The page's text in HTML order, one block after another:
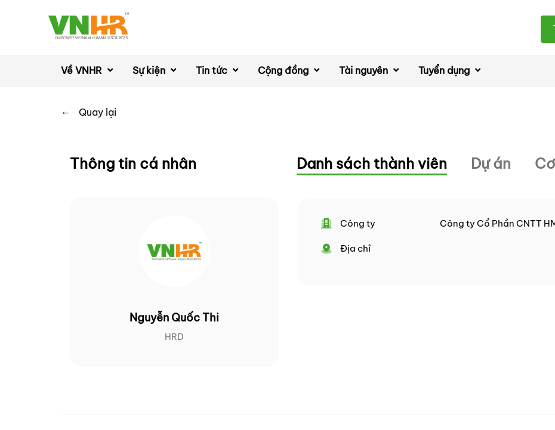
Về VNHR Sự kiện Tin tức Cộng đồng Tài nguyên Tuyển dụng
← Quay lại
Thông tin cá nhân
Nguyễn Quốc Thi
HRD
Danh sách thành viên Dự án
Công ty Công ty Cổ Phần CNTT
Địa chỉ